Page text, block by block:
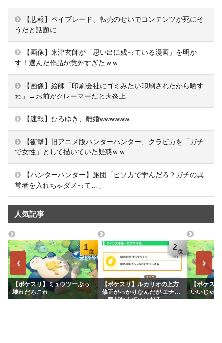
【悲報】ベイブレード、転売のせいでコンテンツが死にそ
うだと話題に
【画像】米津玄師が「思い出に残っている漫画」を明か
す！選んだ作品が意外すぎたｗｗ
【画像】絵師「印刷会社にゴミみたい印刷されたから晒す
わ」→お前がクレーマーだと大炎上
【速報】ひろゆき、離婚wwwwww
【衝撃】旧アニメ版ハンターハンター、クラピカを「ガチ
で女性」として描いていた疑惑ｗｗ
【ハンターハンター】旅団「ヒソカで学んだろ？ガチの異
常者を入れちゃダメって…」
人気記事
‹
1
【ポケスリ】ミュウツーぶっ
壊れだろこれ
2
【ポケスリ】ルカリオの上方
修正がっかりなんだが エナジ
ー稼がなくていいだろ
【ポケス
いいじゃん
›